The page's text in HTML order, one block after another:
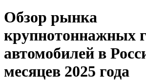
Обзор рынка
крупнотоннажных
автомобилей в
месяцев 2025 года